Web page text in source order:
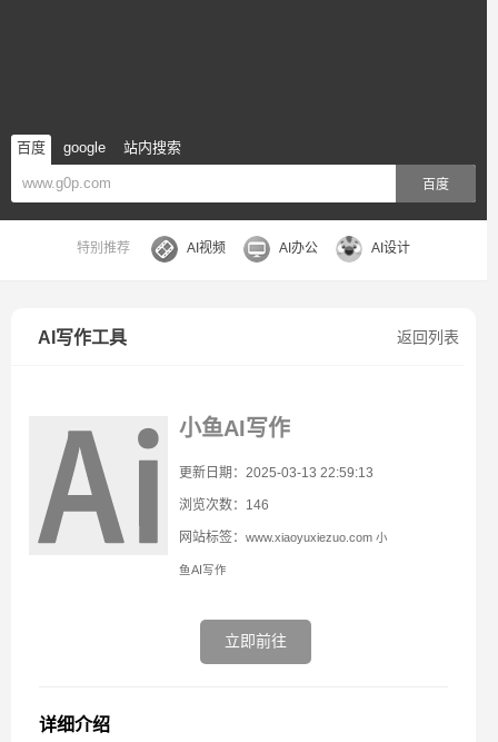
百度 google 站内搜索
百度
特别推荐 AI视频 AI办公 AI设计
返回列表
AI写作工具
小鱼AI写作
更新日期：2025-03-13 22:59:13
浏览次数：146
网站标签：www.xiaoyuxiezuo.com 小
鱼AI写作
立即前往
详细介绍